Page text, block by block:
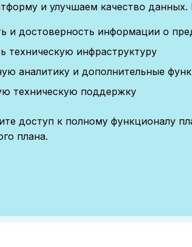
и улучшаем качество
и достоверность информации о
техническую инфраструктуру
аналитику и дополнительные
техническую поддержку
доступ к полному функционалу
плана.